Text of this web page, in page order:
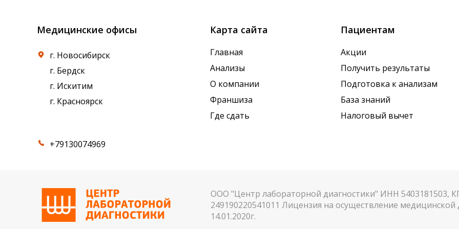
Медицинские офисы
г. Новосибирск
г. Бердск
г. Искитим
г. Красноярск
+79130074969
Карта сайта
Главная
Анализы
О компании
Франшиза
Где сдать
Пациентам
Акции
Получить результаты
Подготовка к анализам
База знаний
Налоговый вычет
ООО "Центр лабораторной диагностики" ИНН 5403181503,
249190220541011 Лицензия на осуществление
14.01.2020г.